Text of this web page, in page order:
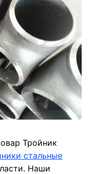
Тройник
стальные
Наши